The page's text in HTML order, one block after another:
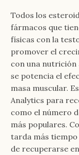
Todos los
fármacos que
físicas con la
promover el
con una nutrición
se potencia el
masa muscular.
Analytics para
como el número
más populares.
tarda más
de recuperarse